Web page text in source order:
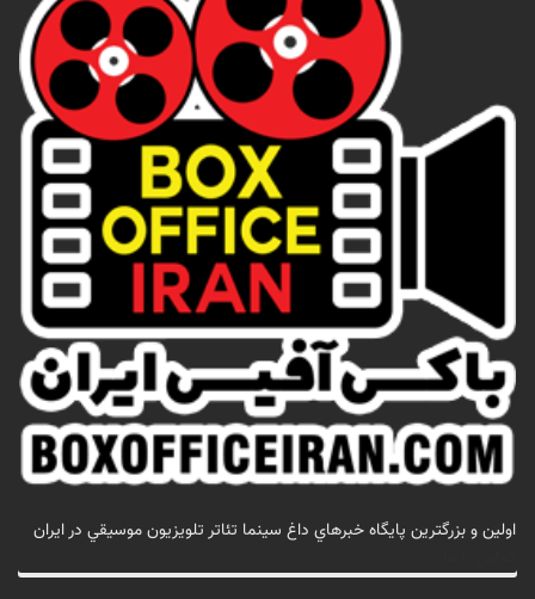
اولين و بزرگترين پايگاه خبرهاي داغ سينما تئاتر تلويزيون موسيقي در ايران